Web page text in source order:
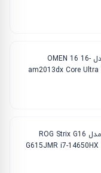
لپ تاپ 16 اینچی اچ پی مدل OMEN 16 16-
am2013dx Core Ultra
لپ تاپ 16 اینچی ایسوس مدل ROG Strix G16
G615JMR i7-